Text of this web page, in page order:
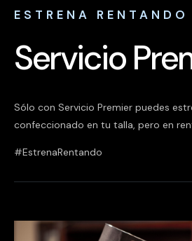
ESTRENA RENTANDO
Servicio
Sólo con Servicio Premier puedes
confeccionado en tu talla, pero en
#EstrenaRentando